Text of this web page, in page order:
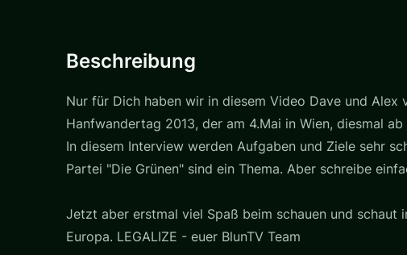
Beschreibung
Nur für Dich haben wir in diesem Video Dave und
Hanfwandertag 2013, der am 4.Mai in Wien, diesmal
In diesem Interview werden Aufgaben und Ziele sehr
Partei "Die Grünen" sind ein Thema. Aber schreibe
Jetzt aber erstmal viel Spaß beim schauen und schaut
Europa. LEGALIZE - euer BlunTV Team